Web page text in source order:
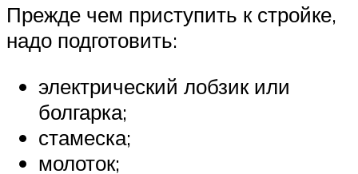
Прежде чем приступить к стройке,
надо подготовить:
электрический лобзик или
болгарка;
стамеска;
молоток;